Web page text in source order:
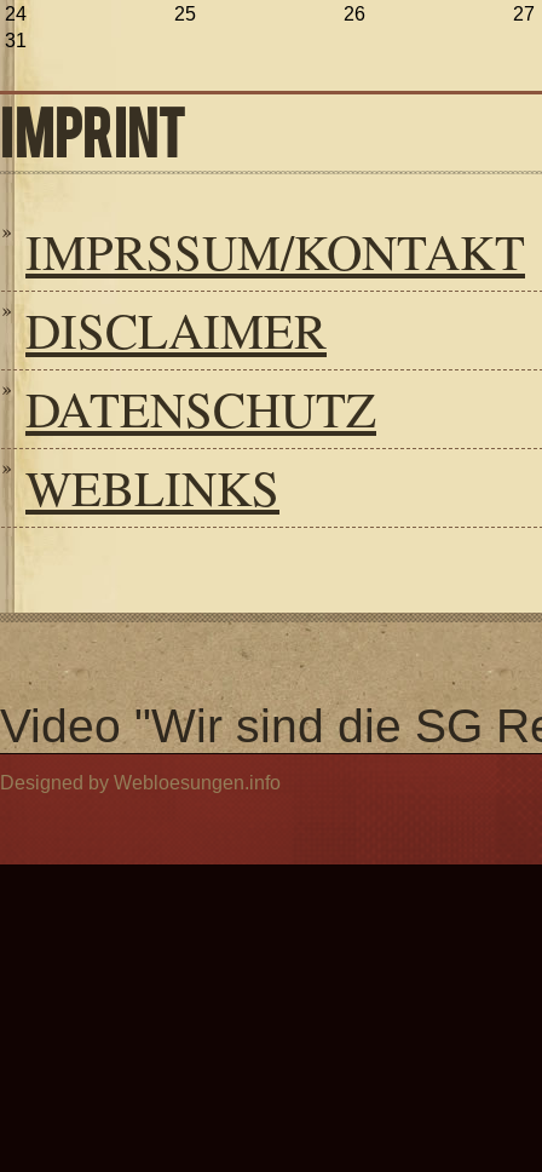
24 25 26
27
31
IMPRINT
IMPRSSUM/KONTAKT
DISCLAIMER
DATENSCHUTZ
WEBLINKS
Video "Wir sind die SG
Designed by Webloesungen.info